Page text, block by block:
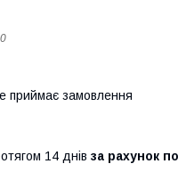
приймає замовлення
14 днів за рахунок